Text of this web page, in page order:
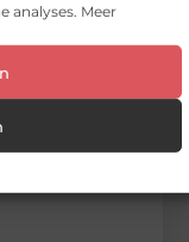
analyses. Meer
Registreer hier